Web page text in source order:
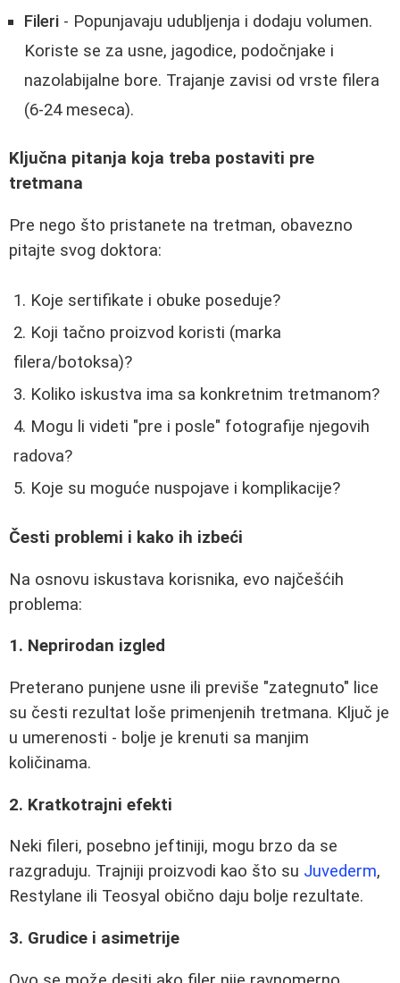
Fileri - Popunjavaju udubljenja i dodaju volumen.
Koriste se za usne, jagodice, podočnjake i
nazolabijalne bore. Trajanje zavisi od vrste filera
(6-24 meseca).
Ključna pitanja koja treba postaviti pre
tretmana
Pre nego što pristanete na tretman, obavezno
pitajte svog doktora:
Koje sertifikate i obuke poseduje?
Koji tačno proizvod koristi (marka
filera/botoksa)?
Koliko iskustva ima sa konkretnim tretmanom?
Mogu li videti "pre i posle" fotografije njegovih
radova?
Koje su moguće nuspojave i komplikacije?
Česti problemi i kako ih izbeći
Na osnovu iskustava korisnika, evo najčešćih
problema:
1. Neprirodan izgled
Preterano punjene usne ili previše "zategnuto" lice
su česti rezultat loše primenjenih tretmana. Ključ je
u umerenosti - bolje je krenuti sa manjim
količinama.
2. Kratkotrajni efekti
Neki fileri, posebno jeftiniji, mogu brzo da se
razgraduju. Trajniji proizvodi kao što su Juvederm,
Restylane ili Teosyal obično daju bolje rezultate.
3. Grudice i asimetrije